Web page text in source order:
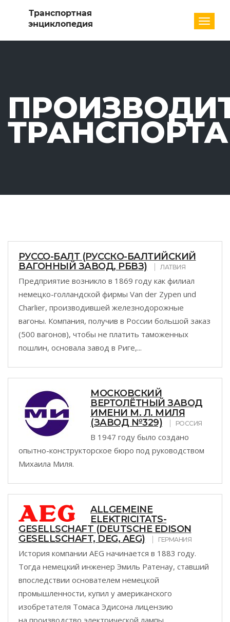
ТРАНСПОРТА
РУССО-БАЛТ (РУССКО-БАЛТИЙСКИЙ
ВАГОННЫЙ ЗАВОД, РБВЗ)
ЛАТВИЯ
Предприятие возникло в 1869 году как филиал
немецко-голландской фирмы Van der Zypen und
Charlier, производившей железнодорожные
вагоны. Компания, получив в России большой заказ
(500 вагонов), чтобы не платить таможенных
пошлин, основала завод в Риге,...
МОСКОВСКИЙ
ВЕРТОЛЁТНЫЙ ЗАВОД
ИМЕНИ М. Л. МИЛЯ
(ЗАВОД №329)
РОССИЯ
В 1947 году было создано
опытно-конструкторское бюро под руководством
Михаила Миля.
ALLGEMEINE
ELEKTRICITATS-
GESELLSCHAFT (DEUTSCHE EDISON
GESELLSCHAFT, DEG, AEG)
ГЕРМАНИЯ
История компании AEG начинается в 1883 году.
Тогда немецкий инженер Эмиль Ратенау, ставший
впоследствии основателем немецкой
промышленности, купил у американского
изобретателя Томаса Эдисона лицензию
на производство электрической лампы